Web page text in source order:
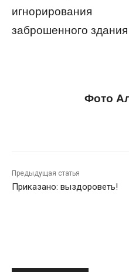
заброшенного
Фото
Предыдущая статья
Приказано: выздороветь!